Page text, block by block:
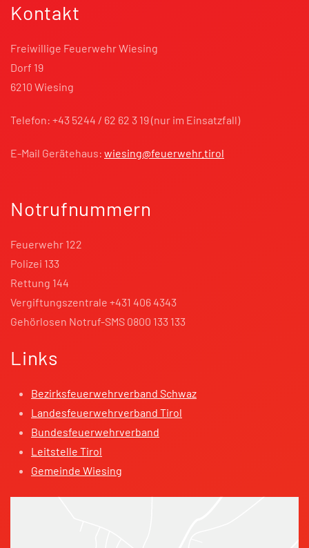
Kontakt
Freiwillige Feuerwehr Wiesing
Dorf 19
6210 Wiesing
Telefon: +43 5244 / 62 62 3 19 (nur im Einsatzfall)
E-Mail Gerätehaus: wiesing@feuerwehr.tirol
Notrufnummern
Feuerwehr 122
Polizei 133
Rettung 144
Vergiftungszentrale +431 406 4343
Gehörlosen Notruf-SMS 0800 133 133
Links
Bezirksfeuerwehrverband Schwaz
Landesfeuerwehrverband Tirol
Bundesfeuerwehrverband
Leitstelle Tirol
Gemeinde Wiesing